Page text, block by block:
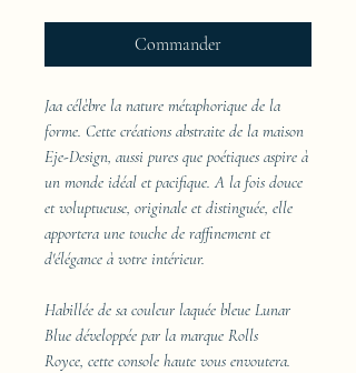
Commander
Jaa célèbre la nature métaphorique de la
forme. Cette créations abstraite de la maison
Eje-Design, aussi pures que poétiques aspire à
un monde idéal et pacifique. A la fois douce
et voluptueuse, originale et distinguée, elle
apportera une touche de raffinement et
d'élégance à votre intérieur.
Habillée de sa couleur laquée bleue Lunar
Blue développée par la marque Rolls
Royce, cette console haute vous envoutera.